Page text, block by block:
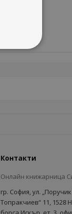
Контакти
Онлайн книжарница
гр. София, ул.
Топракчиев“ 11, 1528